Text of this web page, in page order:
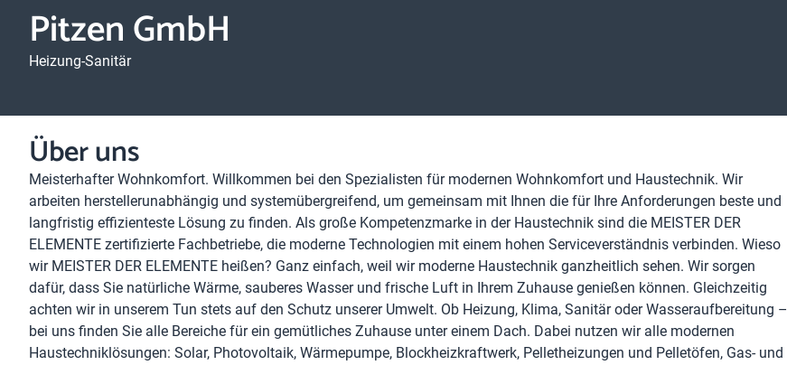
Pitzen GmbH
Heizung-Sanitär
Über uns
Meisterhafter Wohnkomfort. Willkommen bei den Spezialisten für modernen Wohnkomfort und Haustechnik. Wir
arbeiten herstellerunabhängig und systemübergreifend, um gemeinsam mit Ihnen die für Ihre Anforderungen beste und
langfristig effizienteste Lösung zu finden. Als große Kompetenzmarke in der Haustechnik sind die MEISTER DER
ELEMENTE zertifizierte Fachbetriebe, die moderne Technologien mit einem hohen Serviceverständnis verbinden. Wieso
wir MEISTER DER ELEMENTE heißen? Ganz einfach, weil wir moderne Haustechnik ganzheitlich sehen. Wir sorgen
dafür, dass Sie natürliche Wärme, sauberes Wasser und frische Luft in Ihrem Zuhause genießen können. Gleichzeitig
achten wir in unserem Tun stets auf den Schutz unserer Umwelt. Ob Heizung, Klima, Sanitär oder Wasseraufbereitung –
bei uns finden Sie alle Bereiche für ein gemütliches Zuhause unter einem Dach. Dabei nutzen wir alle modernen
Haustechniklösungen: Solar, Photovoltaik, Wärmepumpe, Blockheizkraftwerk, Pelletheizungen und Pelletöfen, Gas- und